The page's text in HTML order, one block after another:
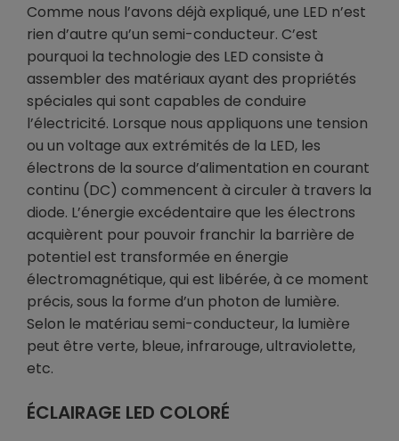
Comme nous l’avons déjà expliqué, une LED n’est
rien d’autre qu’un semi-conducteur. C’est
pourquoi la technologie des LED consiste à
assembler des matériaux ayant des propriétés
spéciales qui sont capables de conduire
l’électricité. Lorsque nous appliquons une tension
ou un voltage aux extrémités de la LED, les
électrons de la source d’alimentation en courant
continu (DC) commencent à circuler à travers la
diode. L’énergie excédentaire que les électrons
acquièrent pour pouvoir franchir la barrière de
potentiel est transformée en énergie
électromagnétique, qui est libérée, à ce moment
précis, sous la forme d’un photon de lumière.
Selon le matériau semi-conducteur, la lumière
peut être verte, bleue, infrarouge, ultraviolette,
etc.
ÉCLAIRAGE LED COLORÉ